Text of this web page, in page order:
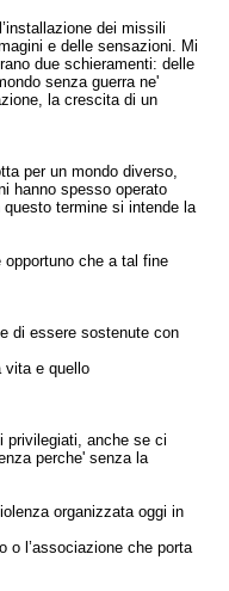
dei missili
e delle sensazioni. Mi
due schieramenti: delle
senza guerra ne'
la crescita di un
per un mondo diverso,
hanno spesso operato
termine si intende la
che a tal fine
di essere sostenute con
vita e quello
privilegiati, anche se ci
perche' senza la
organizzata oggi in
o l’associazione che porta